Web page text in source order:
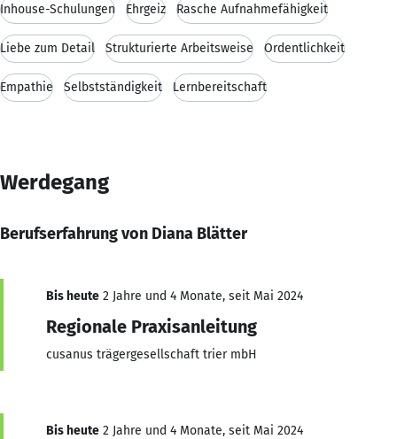
Inhouse-Schulungen Ehrgeiz Rasche Aufnahmefähigkeit
Liebe zum Detail Strukturierte Arbeitsweise Ordentlichkeit
Empathie Selbstständigkeit Lernbereitschaft
Werdegang
Berufserfahrung von Diana Blätter
Bis heute 2 Jahre und 4 Monate, seit Mai 2024
Regionale Praxisanleitung
cusanus trägergesellschaft trier mbH
Bis heute 2 Jahre und 4 Monate, seit Mai 2024